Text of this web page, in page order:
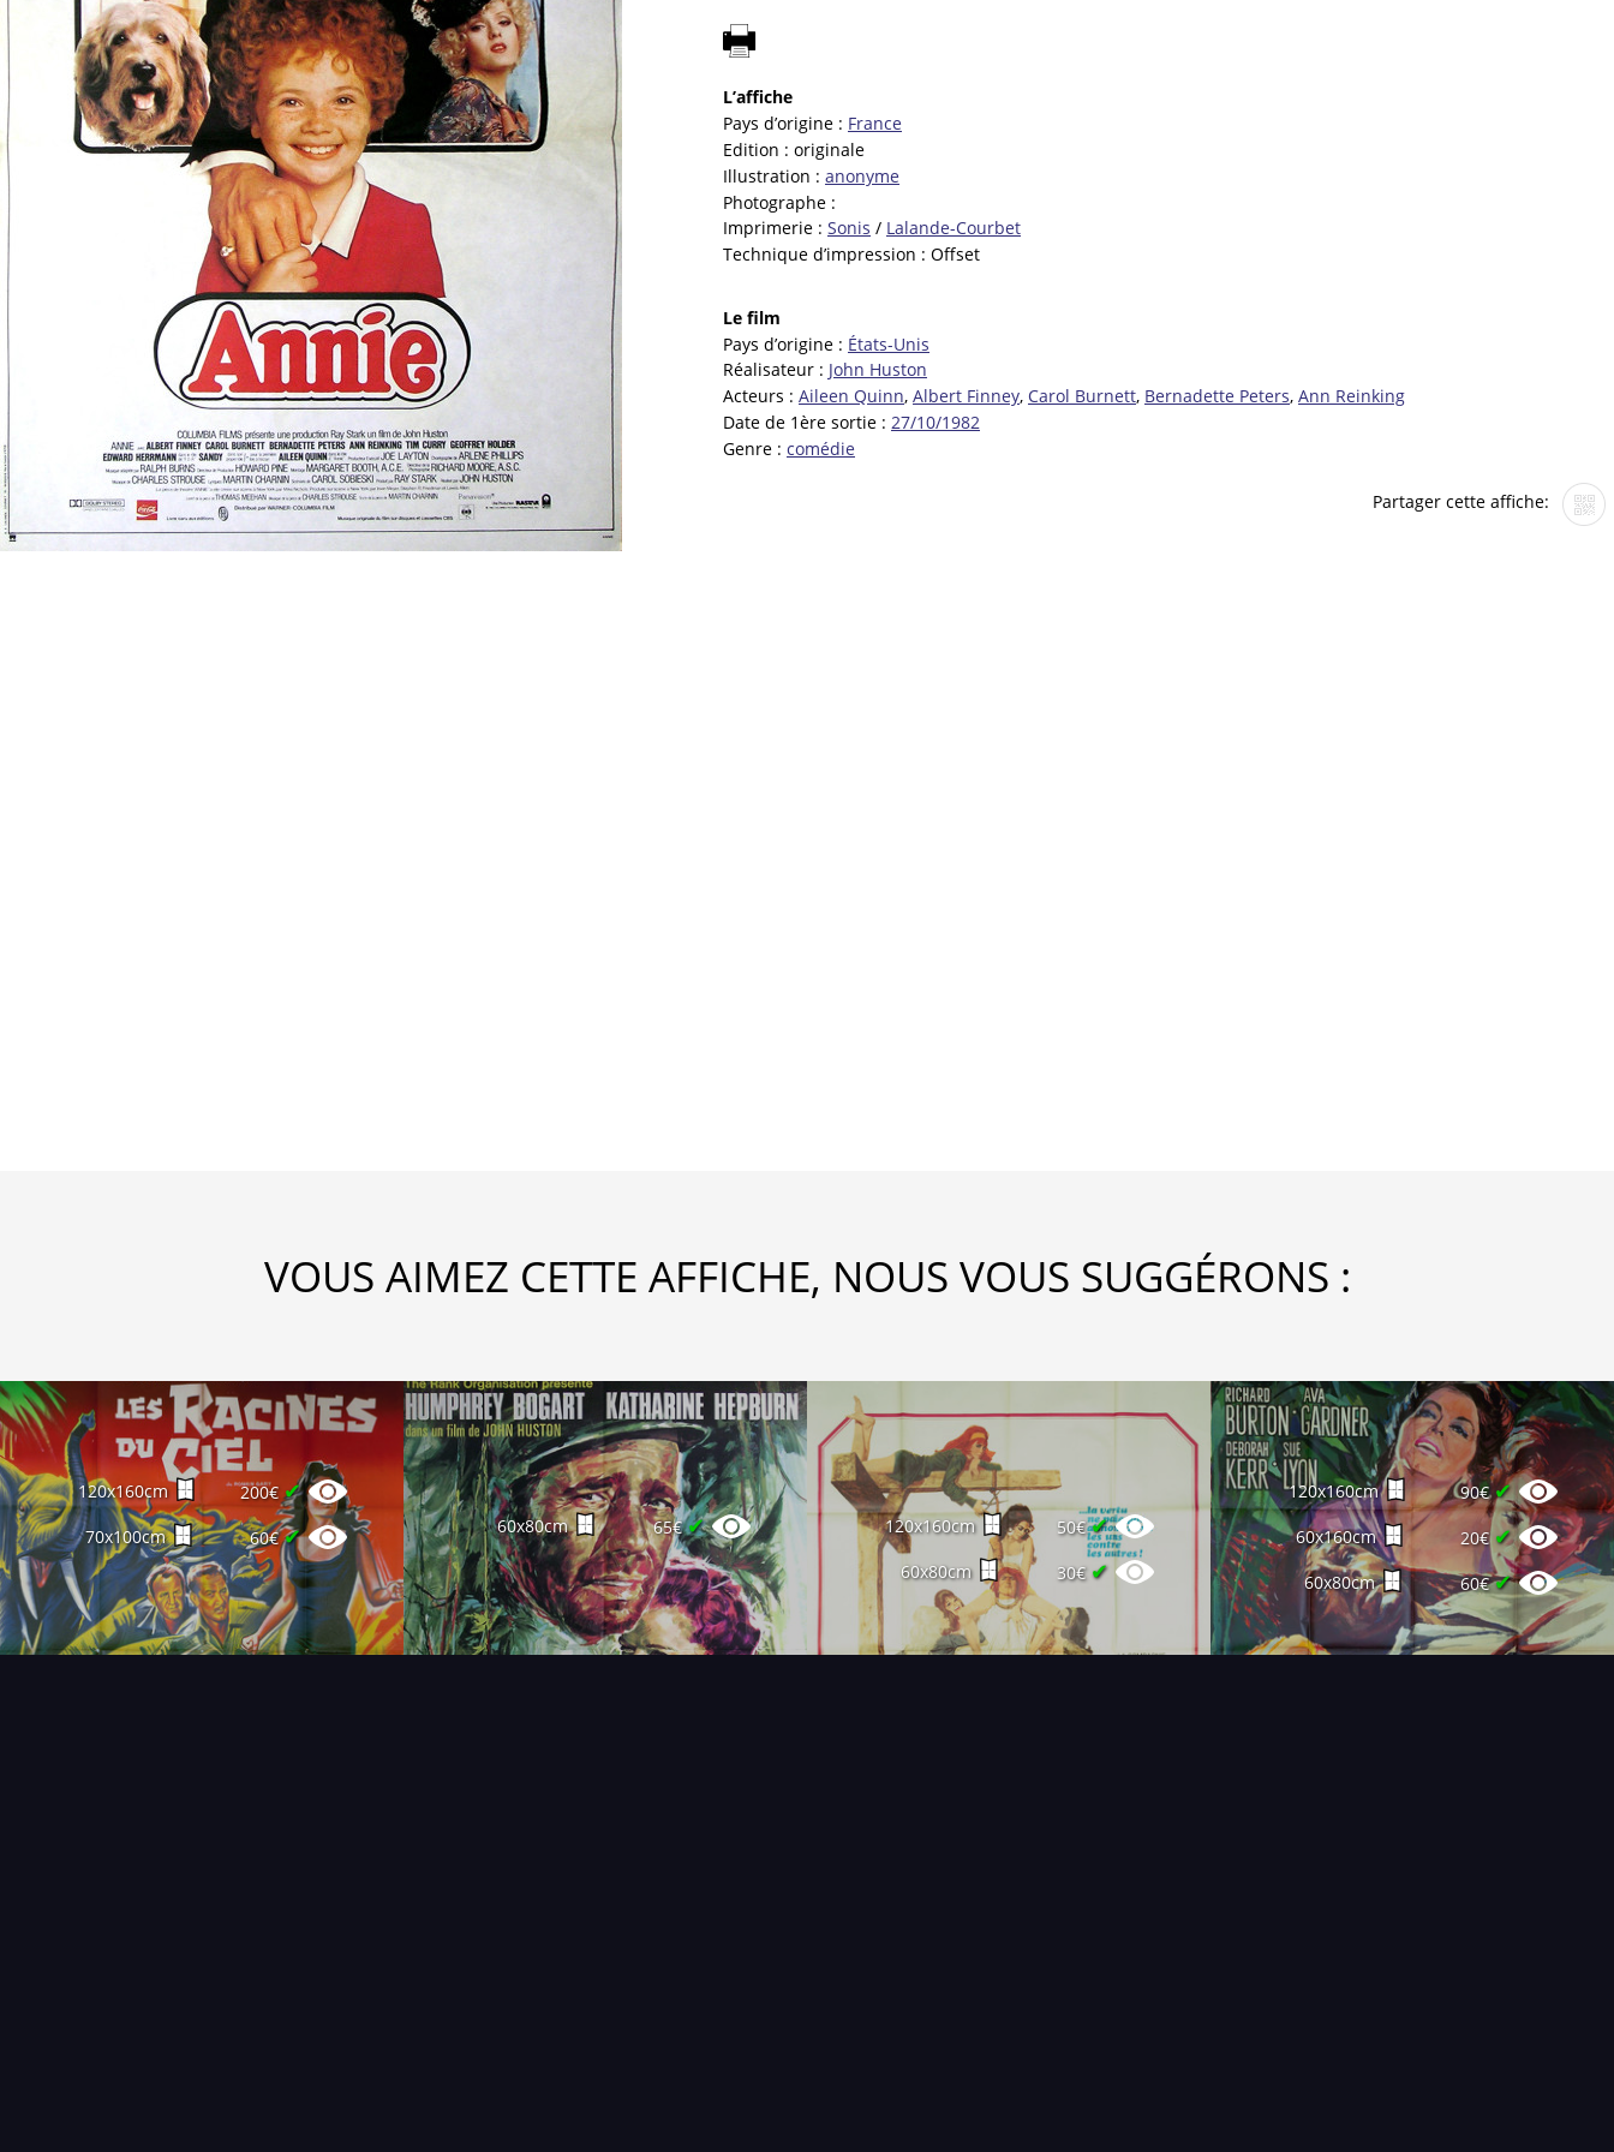
L’affiche
Pays d’origine : France
Edition : originale
Illustration : anonyme
Photographe :
Imprimerie : Sonis / Lalande-Courbet
Technique d’impression : Offset
Le film
Pays d’origine : États-Unis
Réalisateur : John Huston
Acteurs : Aileen Quinn, Albert Finney, Carol Burnett, Bernadette Peters, Ann Reinking
Date de 1ère sortie : 27/10/1982
Genre : comédie
Partager cette affiche:
VOUS AIMEZ CETTE AFFICHE, NOUS VOUS SUGGÉRONS :
120x160cm 200€✔
70x100cm 60€✔ 60x80cm 65€✔ 120x160cm 50€✔
60x80cm 30€ ✔
120x160cm 90€✔
60x160cm 20€ ✔
60x80cm 60€✔